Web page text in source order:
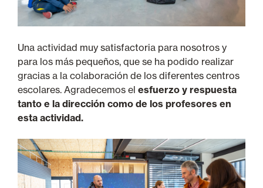
Una actividad muy satisfactoria para nosotros y
para los más pequeños, que se ha podido realizar
gracias a la colaboración de los diferentes centros
escolares. Agradecemos el esfuerzo y respuesta
tanto e la dirección como de los profesores en
esta actividad.